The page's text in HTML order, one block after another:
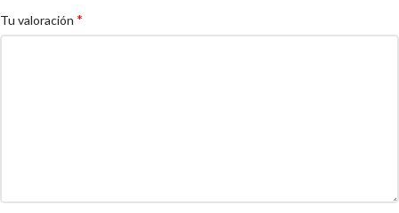
Tu valoración *